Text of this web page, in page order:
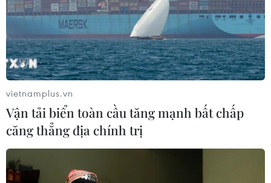
vietnamplus.vn
Vận tải biển toàn cầu tăng mạnh bất chấp
căng thẳng địa chính trị